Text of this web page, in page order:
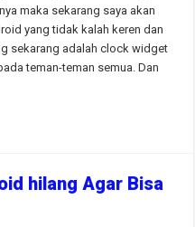
Naruto
Apk
For
Android
maka sekarang saya akan
yang tidak kalah keren dan
sekarang adalah clock widget
teman-teman semua. Dan
hilang Agar Bisa